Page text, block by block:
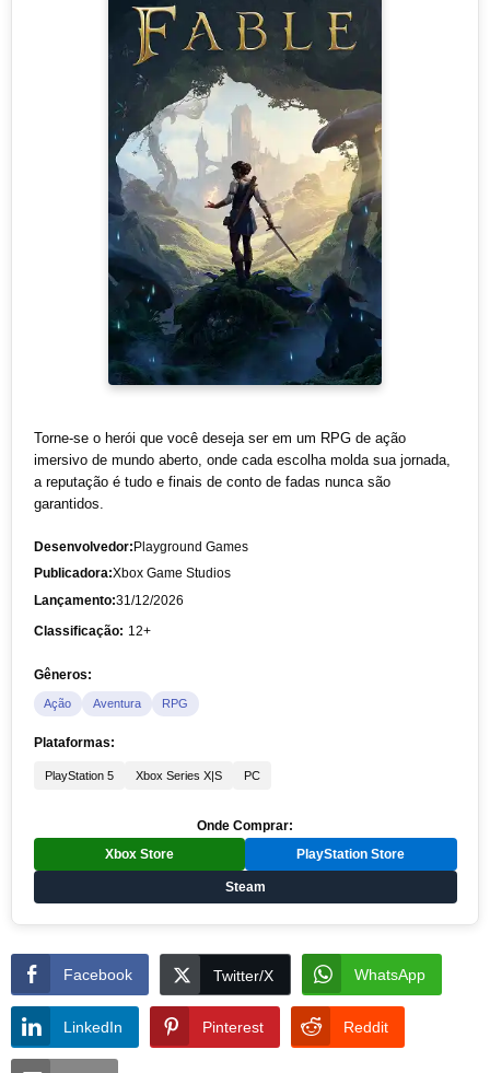
Torne-se o herói que você deseja ser em um RPG de ação
imersivo de mundo aberto, onde cada escolha molda sua jornada,
a reputação é tudo e finais de conto de fadas nunca são
garantidos.
Desenvolvedor:Playground Games
Publicadora:Xbox Game Studios
Lançamento:31/12/2026
Classificação: 12+
Gêneros:
Ação Aventura RPG
Plataformas:
PlayStation 5 Xbox Series X|S PC
Onde Comprar:
Xbox Store PlayStation Store
Steam
Facebook Twitter/X WhatsApp
LinkedIn Pinterest Reddit